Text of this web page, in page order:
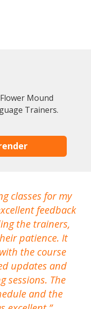
Mound
Trainers.
classes for my
feedback
the trainers,
patience. It
the course
updates and
sessions. The
and the